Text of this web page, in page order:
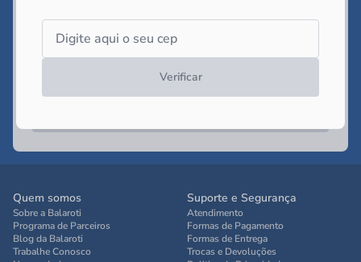
Verificar
Construir Reformar Decorar
Li e concordo com aspoliticas de cookies e políticas de
impostas pelo site
Quem somos
Sobre a Balaroti
Programa de Parceiros
Blog da Balaroti
Trabalhe Conosco
Suporte e Segurança
Atendimento
Formas de Pagamento
Formas de Entrega
Trocas e Devoluções